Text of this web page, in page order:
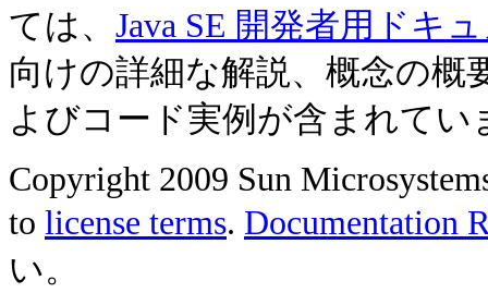
ては、 Java SE 開発者用ドキ
向けの詳細な解説、概念の概
よびコード実例が含まれてい
Copyright 2009 Sun
to license terms. Documentation
い。